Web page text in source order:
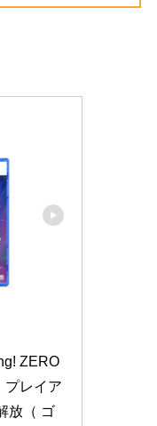
ZERO
プレイア
放（ ゴ